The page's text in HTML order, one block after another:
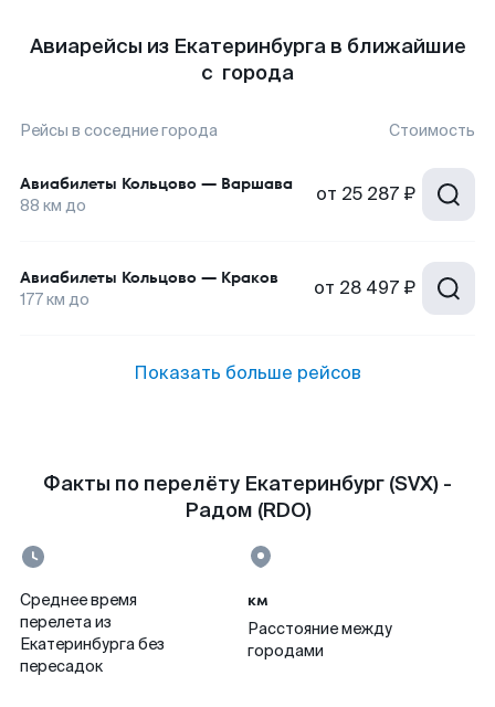
Авиарейсы из Екатеринбурга в ближайшие
с города
Рейсы в соседние города Стоимость
Авиабилеты Кольцово — Варшава
88 км до от 25 287 ₽
Авиабилеты Кольцово — Краков
177км до от 28 497 ₽
Показать больше рейсов
Факты по перелёту Екатеринбург (SVX) -
Радом (RDO)
Среднее время
перелета из
Екатеринбурга без
пересадок
км
Расстояние между
городами